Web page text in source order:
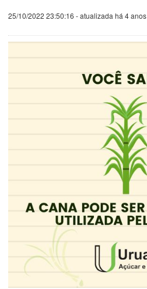
25/10/2022 23:50:16 - atualizada há 4 anos